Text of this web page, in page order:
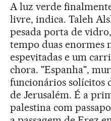
A luz verde
livre, indica. Taleh
pesada porta de
tempo duas enormes
espevitadas e um
chora. "Espanha",
funcionários solícitos
de Jerusalém. É a
palestina com